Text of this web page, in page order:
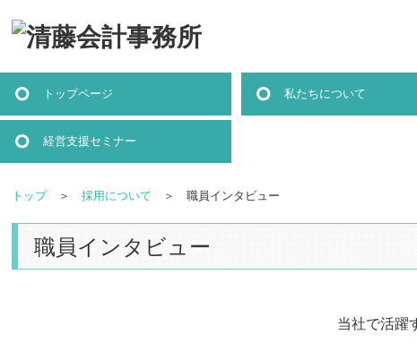
トップページ 私たちについて
経営支援セミナー
トップ＞採用について ＞ 職員インタビュー
職員インタビュー
当社で活躍